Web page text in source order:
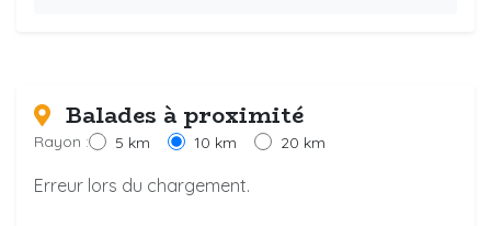
Balades à proximité
Rayon : 5 km 10 km 20 km
Erreur lors du chargement.